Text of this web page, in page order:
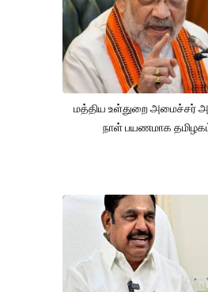
மத்திய உள்துறை அமைச்சர்
நாள் பயணமாக